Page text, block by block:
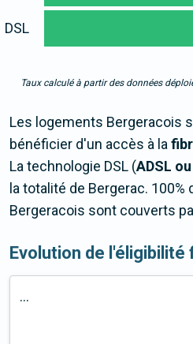
DSL
Taux calculé à partir des données
Les logements Bergeracois
bénéficier d'un accès à la
La technologie DSL (ADSL
la totalité de Bergerac.
Bergeracois sont couverts
Evolution de
...